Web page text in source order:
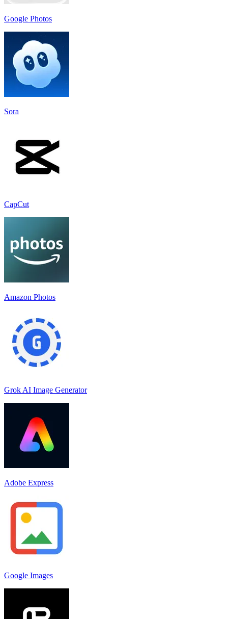
Google Photos
Sora
CapCut
Amazon Photos
Grok AI Image Generator
Adobe Express
Google Images